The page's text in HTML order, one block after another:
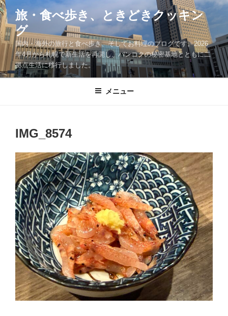
コ
ン
テ
ン
ツ
へ
ス
旅・食べ歩き、ときどきクッキン
グ
国内・海外の旅行と食べ歩き、そしてお料理のブログです。2026
年4月から札幌で新生活を再開し、バンコクの秘密基地とともに二
拠点生活に移行しました。
メニュー
IMG_8574